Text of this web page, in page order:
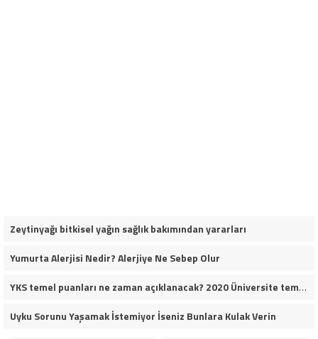
Zeytinyağı bitkisel yağın sağlık bakımından yararları
Yumurta Alerjisi Nedir? Alerjiye Ne Sebep Olur
YKS temel puanları ne zaman açıklanacak? 2020 Üniversite temel puanları
Uyku Sorunu Yaşamak İstemiyor İseniz Bunlara Kulak Verin